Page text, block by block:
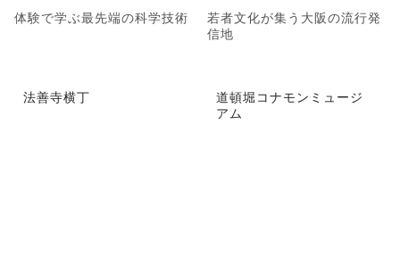
体験で学ぶ最先端の科学技術
若者文化が集う大阪の流行発
信地
法善寺横丁
道頓堀コナモンミュージ
アム